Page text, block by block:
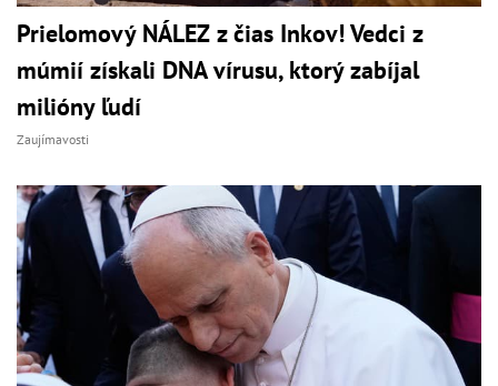
Prielomový NÁLEZ z čias Inkov! Vedci z
múmií získali DNA vírusu, ktorý zabíjal
milióny ľudí
Zaujímavosti